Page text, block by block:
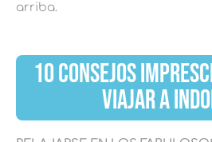
arriba.
10 CONSEJOS
VIAJAR A